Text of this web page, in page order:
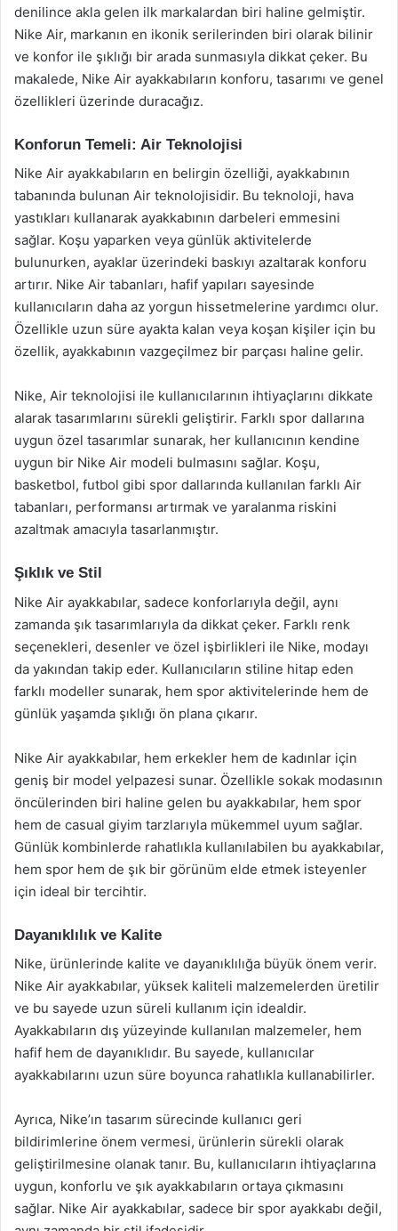
denilince akla gelen ilk markalardan biri haline gelmiştir.
Nike Air, markanın en ikonik serilerinden biri olarak bilinir
ve konfor ile şıklığı bir arada sunmasıyla dikkat çeker. Bu
makalede, Nike Air ayakkabıların konforu, tasarımı ve genel
özellikleri üzerinde duracağız.
Konforun Temeli: Air Teknolojisi
Nike Air ayakkabıların en belirgin özelliği, ayakkabının
tabanında bulunan Air teknolojisidir. Bu teknoloji, hava
yastıkları kullanarak ayakkabının darbeleri emmesini
sağlar. Koşu yaparken veya günlük aktivitelerde
bulunurken, ayaklar üzerindeki baskıyı azaltarak konforu
artırır. Nike Air tabanları, hafif yapıları sayesinde
kullanıcıların daha az yorgun hissetmelerine yardımcı olur.
Özellikle uzun süre ayakta kalan veya koşan kişiler için bu
özellik, ayakkabının vazgeçilmez bir parçası haline gelir.
Nike, Air teknolojisi ile kullanıcılarının ihtiyaçlarını dikkate
alarak tasarımlarını sürekli geliştirir. Farklı spor dallarına
uygun özel tasarımlar sunarak, her kullanıcının kendine
uygun bir Nike Air modeli bulmasını sağlar. Koşu,
basketbol, futbol gibi spor dallarında kullanılan farklı Air
tabanları, performansı artırmak ve yaralanma riskini
azaltmak amacıyla tasarlanmıştır.
Şıklık ve Stil
Nike Air ayakkabılar, sadece konforlarıyla değil, aynı
zamanda şık tasarımlarıyla da dikkat çeker. Farklı renk
seçenekleri, desenler ve özel işbirlikleri ile Nike, modayı
da yakından takip eder. Kullanıcıların stiline hitap eden
farklı modeller sunarak, hem spor aktivitelerinde hem de
günlük yaşamda şıklığı ön plana çıkarır.
Nike Air ayakkabılar, hem erkekler hem de kadınlar için
geniş bir model yelpazesi sunar. Özellikle sokak modasının
öncülerinden biri haline gelen bu ayakkabılar, hem spor
hem de casual giyim tarzlarıyla mükemmel uyum sağlar.
Günlük kombinlerde rahatlıkla kullanılabilen bu ayakkabılar,
hem spor hem de şık bir görünüm elde etmek isteyenler
için ideal bir tercihtir.
Dayanıklılık ve Kalite
Nike, ürünlerinde kalite ve dayanıklılığa büyük önem verir.
Nike Air ayakkabılar, yüksek kaliteli malzemelerden üretilir
ve bu sayede uzun süreli kullanım için idealdir.
Ayakkabıların dış yüzeyinde kullanılan malzemeler, hem
hafif hem de dayanıklıdır. Bu sayede, kullanıcılar
ayakkabılarını uzun süre boyunca rahatlıkla kullanabilirler.
Ayrıca, Nike’ın tasarım sürecinde kullanıcı geri
bildirimlerine önem vermesi, ürünlerin sürekli olarak
geliştirilmesine olanak tanır. Bu, kullanıcıların ihtiyaçlarına
uygun, konforlu ve şık ayakkabıların ortaya çıkmasını
sağlar. Nike Air ayakkabılar, sadece bir spor ayakkabı değil,